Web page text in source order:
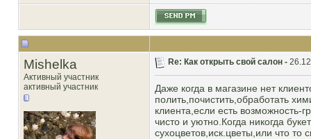
Mishelka
Активный участник
активный участник
Re: Как открыть свой салон -
Даже когда в магазине нет
полить,почистить,обработать
клиента,если есть возможность-
чисто и уютно.Когда никогда
сухоцветов,иск.цветы,или что то